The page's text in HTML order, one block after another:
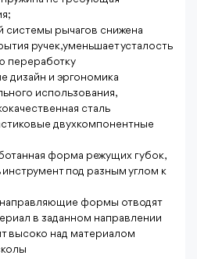
системы рычагов снижена
ручек, уменьшает усталость
переработку
дизайн и эргономика
использования,
сталь
двухкомпонентные
форма режущих губок,
инструмент под разным углом к
формы отводят
в заданном направлении
высоко над материалом